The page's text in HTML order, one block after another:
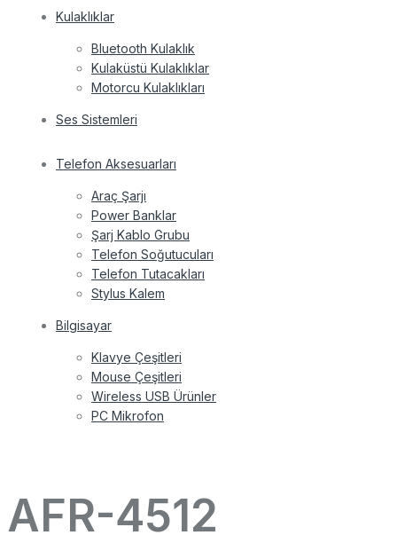
Kulaklıklar
Bluetooth Kulaklık
Kulaküstü Kulaklıklar
Motorcu Kulaklıkları
Ses Sistemleri
Telefon Aksesuarları
Araç Şarjı
Power Banklar
Şarj Kablo Grubu
Telefon Soğutucuları
Telefon Tutacakları
Stylus Kalem
Bilgisayar
Klavye Çeşitleri
Mouse Çeşitleri
Wireless USB Ürünler
PC Mikrofon
AFR-4512